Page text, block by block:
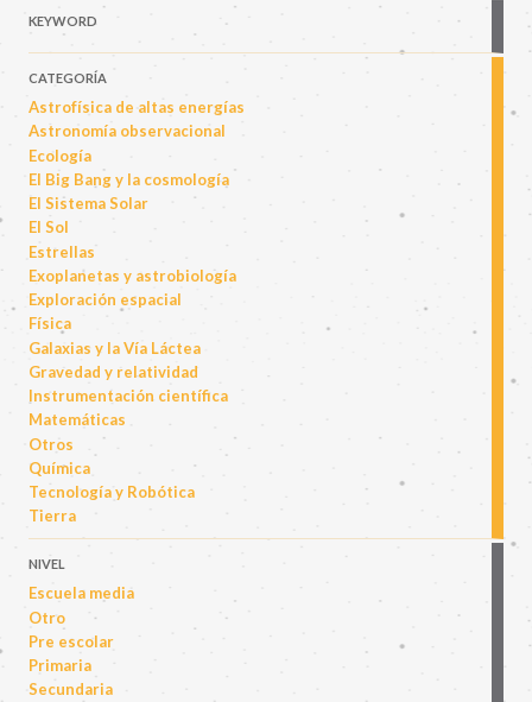
KEYWORD
CATEGORÍA
Astrofísica de altas energías
Astronomía observacional
Ecología
El Big Bang y la cosmología
El Sistema Solar
El Sol
Estrellas
Exoplanetas y astrobiología
Exploración espacial
Física
Galaxias y la Vía Láctea
Gravedad y relatividad
Instrumentación científica
Matemáticas
Otros
Química
Tecnología y Robótica
Tierra
NIVEL
Escuela media
Otro
Pre escolar
Primaria
Secundaria